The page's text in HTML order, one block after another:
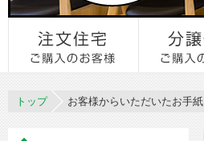
トップ お客様からいただいたお手紙